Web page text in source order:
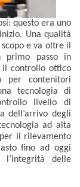
questo era uno
Una qualità
e va oltre il
primo passo in
il controllo ottico
per contenitori
tecnologia di
livello di
dell’arrivo degli
ad alta
il rilevamento
fino ad oggi
l’integrità delle